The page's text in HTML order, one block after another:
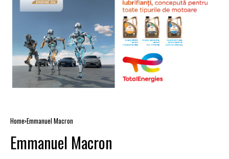
Home Emmanuel Macron
Emmanuel Macron